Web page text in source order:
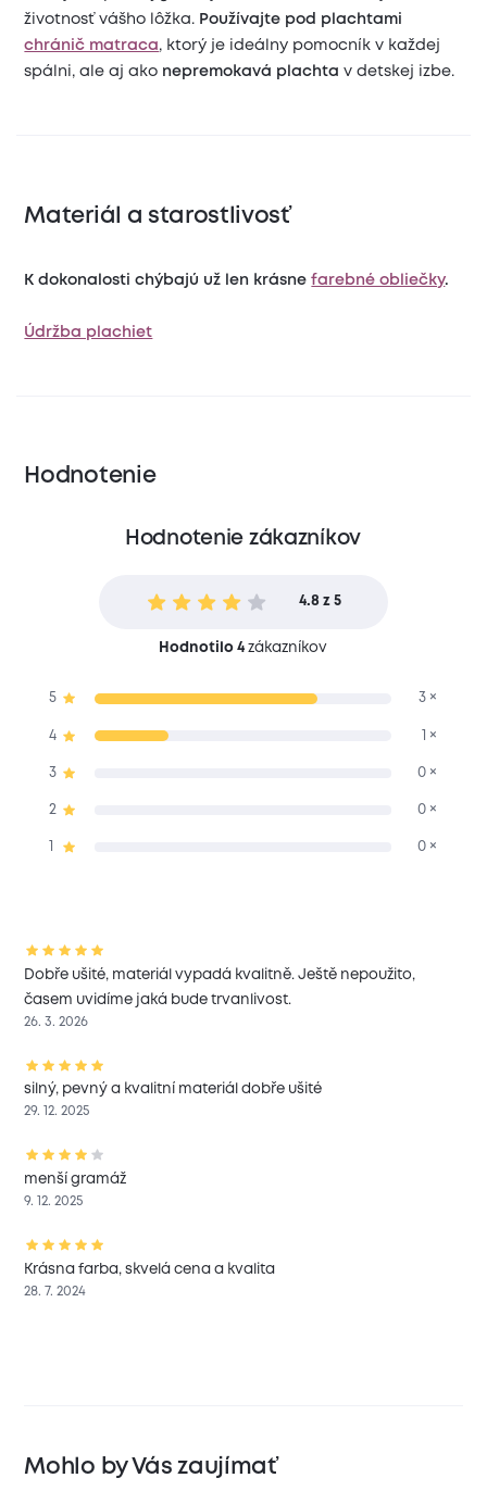
životnosť vášho lôžka. Používajte pod plachtami
chránič matraca , ktorý je ideálny pomocník v každej
spálni, ale aj ako nepremokavá plachta v detskej izbe.
Materiál a starostlivosť
K dokonalosti chýbajú už len krásnefarebné obliečky.
Údržba plachiet
Hodnotenie
Hodnotenie zákazníkov
4.8 z 5
Hodnotilo 4 zákazníkov
5 3 ×
4 1 ×
3 0 ×
2 0 ×
0 ×
Dobře ušité, materiál vypadá kvalitně. Ještě nepoužito,
časem uvidíme jaká bude trvanlivost.
26. 3. 2026
silný, pevný a kvalitní materiál dobře ušité
29. 12. 2025
menší gramáž
9. 12. 2025
Krásna farba, skvelá cena a kvalita
28. 7. 2024
Mohlo by Vás zaujímať